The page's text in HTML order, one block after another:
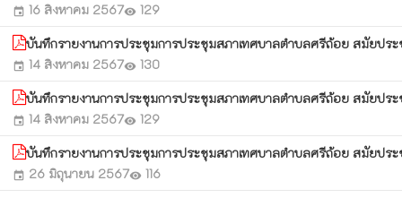
event 16 สิงหาคม 2567visibility 129
บันทึกรายงานการประชุมการประชุมสภาเทศบาลตำบลศรีถ้อย สมัยป
event 14 สิงหาคม 2567visibility 130
บันทึกรายงานการประชุมการประชุมสภาเทศบาลตำบลศรีถ้อย สมัยป
event 14 สิงหาคม 2567visibility 129
บันทึกรายงานการประชุมการประชุมสภาเทศบาลตำบลศรีถ้อย สมัยป
event 26 มิถุนายน 2567visibility 116